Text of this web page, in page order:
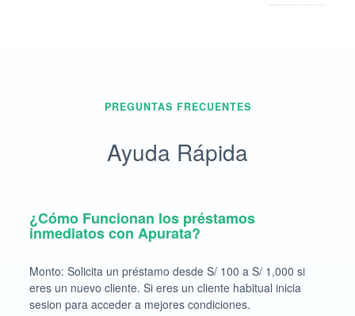
PREGUNTAS FRECUENTES
Ayuda Rápida
¿Cómo Funcionan los préstamos
inmediatos con Apurata?
Monto: Solicita un préstamo desde S/ 100 a S/ 1,000 si
eres un nuevo cliente. Si eres un cliente habitual inicia
sesion para acceder a mejores condiciones.